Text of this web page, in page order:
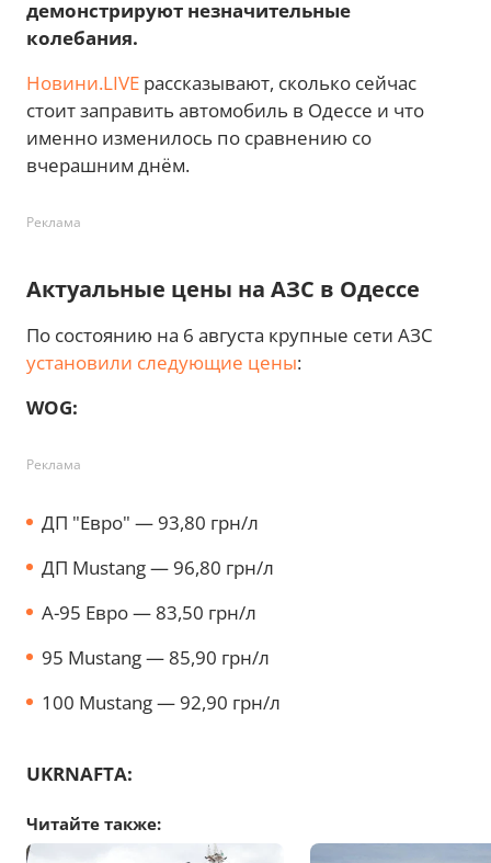
демонстрируют незначительные
колебания.
Новини.LIVE рассказывают, сколько сейчас
стоит заправить автомобиль в Одессе и что
именно изменилось по сравнению со
вчерашним днём.
Реклама
Актуальные цены на АЗС в Одессе
По состоянию на 6 августа крупные сети АЗС
установили следующие цены:
WOG:
Реклама
ДП "Евро" — 93,80 грн/л
ДП Mustang — 96,80 грн/л
А-95 Евро — 83,50 грн/л
95 Mustang — 85,90 грн/л
100 Mustang — 92,90 грн/л
UKRNAFTA:
Читайте также: